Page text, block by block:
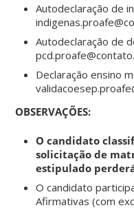
Autodeclaração de
Autodeclaração de
Declaração ensino
OBSERVAÇÕES:
O candidato
solicitação de
estipulado
O candidato
Afirmativas (com